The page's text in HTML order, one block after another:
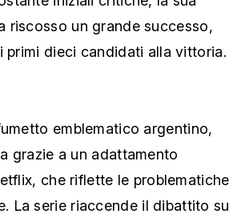
riscosso un grande successo,
primi dieci candidati alla vittoria.
emblematico argentino,
grazie a un adattamento
che riflette le problematiche
La serie riaccende il dibattito su